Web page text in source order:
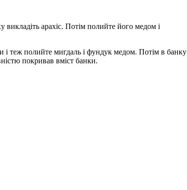
арахіс. Потім полийте його медом і
і теж полийте мигдаль і фундук медом. Потім в банку
покривав вміст банки.